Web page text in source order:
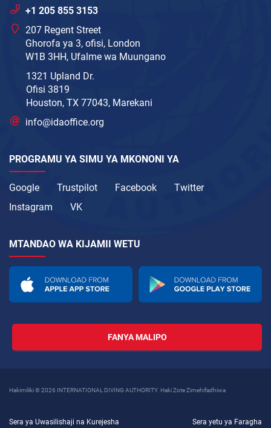
+1 205 855 3153
207 Regent Street
Ghorofa ya 3, ofisi, London
W1B 3HH, Ufalme wa Muungano
1321 Upland Dr.
Ofisi 3819
Houston, TX 77043, Marekani
info@idaoffice.org
PROGRAMU YA SIMU YA MKONONI YA
Google Trustpilot Facebook
Twitter
Instagram
VK
MTANDAO WA KIJAMII WETU
FANYA MALIPO
Hakimiliki © 2026 INTERNATIONAL DIVING AUTHORITY. Haki Zote Zimehifadhiwa
Sera ya Uwasilishaji na Kurejesha Sera yetu ya Faragha